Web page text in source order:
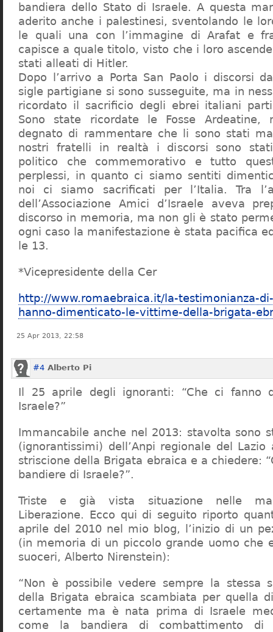
bandiera dello Stato di Israele. A questa
aderito anche i palestinesi, sventolando le
le quali una con l’immagine di Arafat e
capisce a quale titolo, visto che i loro
stati alleati di Hitler.
Dopo l’arrivo a Porta San Paolo i discorsi
sigle partigiane si sono susseguite, ma in
ricordato il sacrificio degli ebrei italiani
Sono state ricordate le Fosse Ardeatine,
degnato di rammentare che li sono stati
nostri fratelli in realtà i discorsi sono
politico che commemorativo e tutto
perplessi, in quanto ci siamo sentiti
noi ci siamo sacrificati per l’Italia. Tra
dell’Associazione Amici d’Israele aveva
discorso in memoria, ma non gli è stato
ogni caso la manifestazione è stata pacifica
le 13.
*Vicepresidente della Cer
http://www.romaebraica.it/la-testimonianza-
hanno-dimenticato-le-vittime-della-brigata-
25 Apr 2013, 22:58
#4 Alberto Pi
Il 25 aprile degli ignoranti: “Che ci fanno
Israele?”
Immancabile anche nel 2013: stavolta sono
(ignorantissimi) dell’Anpi regionale del
striscione della Brigata ebraica e a chiedere:
bandiere di Israele?”.
Triste e già vista situazione nelle
Liberazione. Ecco qui di seguito riporto
aprile del 2010 nel mio blog, l’inizio di un
(in memoria di un piccolo grande uomo che
suoceri, Alberto Nirenstein):
“Non è possibile vedere sempre la stessa
della Brigata ebraica scambiata per quella
certamente ma è nata prima di Israele
come la bandiera di combattimento di